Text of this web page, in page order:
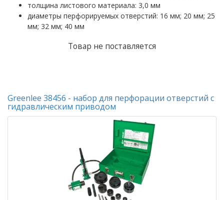
толщина листового материала: 3,0 мм
диаметры перфорируемых отверстий: 16 мм; 20 мм; 25
мм; 32 мм; 40 мм
Товар не поставляется
Greenlee 38456 - набор для перфорации отверстий с
гидравлическим приводом